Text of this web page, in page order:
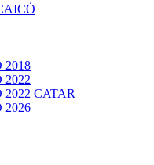
2018
2022
2022 CATAR
2026